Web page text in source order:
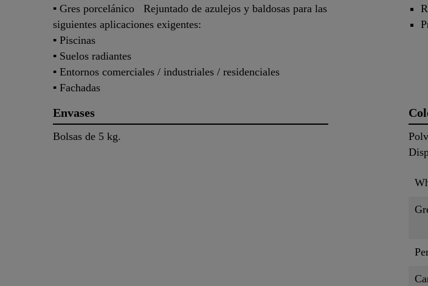
▪ Gres porcelánico Rejuntado de azulejos y baldosas para las
siguientes aplicaciones exigentes:
▪ Piscinas
▪ Suelos radiantes
▪ Entornos comerciales / industriales / residenciales
▪ Fachadas
Envases
Bolsas de 5 kg.